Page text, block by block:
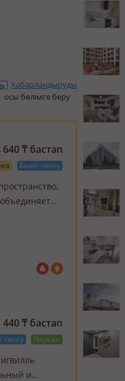
Хабарландыруды
осы бөлімге беру
640₸ бастап
Бөліп төлеу
440₸ бастап
төлеу Науқан
и